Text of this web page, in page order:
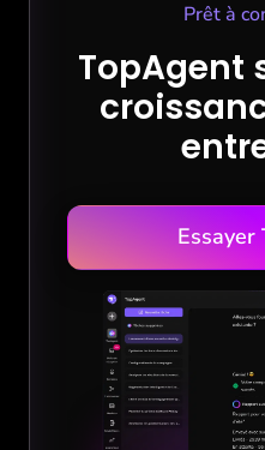
Prêt à
TopAgent
Essayer